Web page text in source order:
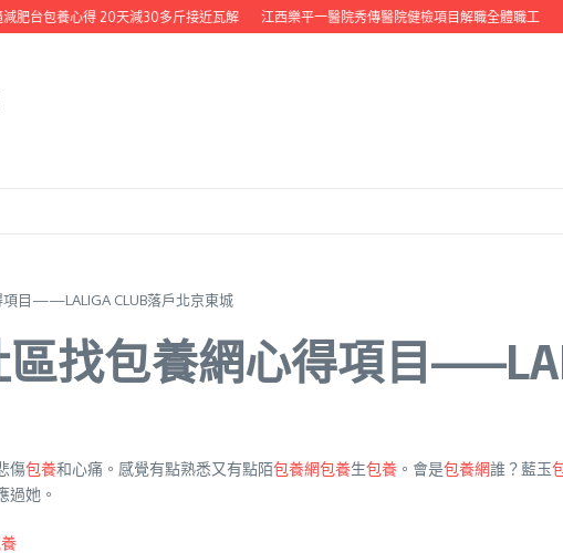
肥台包養心得 20天減30多斤接近瓦解 江西樂平一醫院秀傳醫院健檢項目解職全體職工
目——LALIGA CLUB落戶北京東城
找包養網心得項目
傷包養和心痛。感覺有點熟悉又有點陌包養網包養生包養 。會是包養網誰？藍玉
過她。